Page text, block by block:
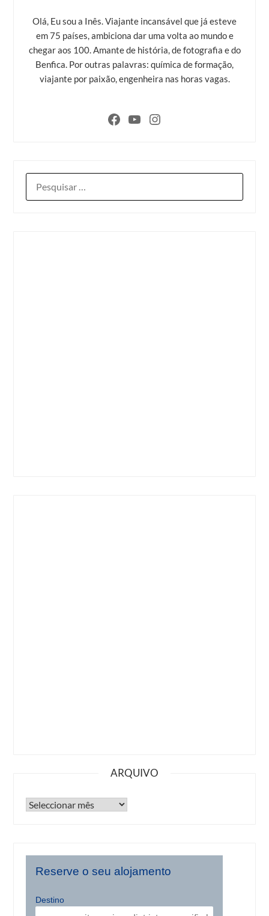
Olá, Eu sou a Inês. Viajante incansável que já esteve
em 75 países, ambiciona dar uma volta ao mundo e
chegar aos 100. Amante de história, de fotografia e do
Benfica. Por outras palavras: química de formação,
viajante por paixão, engenheira nas horas vagas.
ARQUIVO
Reserve o seu alojamento
Destino